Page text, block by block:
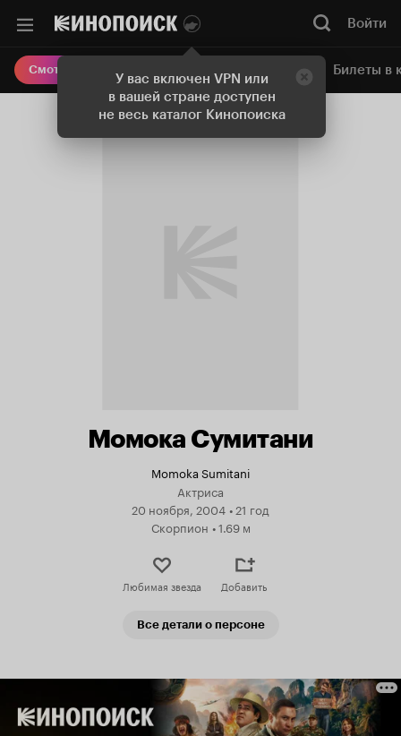
У вас включен VPN или
в вашей стране доступен
не весь каталог Кинопоиска
Войти
Смотреть кино Онлайн-кинотеатр Билеты в
Момока Сумитани
Momoka Sumitani
Актриса
20 ноября, 2004 •21 год
Скорпион •1.69 м
Любимая звезда Добавить
Все детали о персоне